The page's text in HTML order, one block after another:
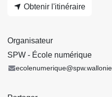
Obtenir l'itinéraire
Organisateur
SPW - École numérique